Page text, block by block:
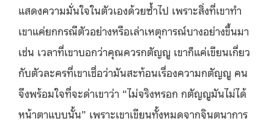
แสดงความมั่นใจในตัวเองด้วยซ้ำไป เพราะสิ่งที่เขาทำ
เขาแค่ยกกรณีตัวอย่างหรือเล่าเหตุการณ์บางอย่างขึ้นมา
เช่น เวลาที่เขาบอกว่าคุณควรกตัญญู เขาก็แค่เขียนเกี่ยว
กับตัวละครที่เขาเชื่อว่ามันสะท้อนเรื่องความกตัญญู คน
จึงพร้อมใจที่จะด่าเขาว่า “ไม่จริงหรอก กตัญญูมันไม่ได้
หน้าตาแบบนั้น” เพราะเขาเขียนทั้งหมดจากจินตนาการ